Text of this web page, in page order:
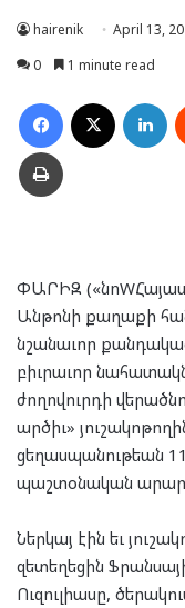
hairenik April 13,
0
1 minute read
Facebook
Տպել
ՓԱՐԻԶ
Անթոնի քաղաքի
նշանաւոր
բիւրաւոր
ժողովուրդի
արծիւ»
ցեղասպանութեան
պաշտօնական
Ներկայ էին եւ
զետեղեցին
Ուզուլիասը,